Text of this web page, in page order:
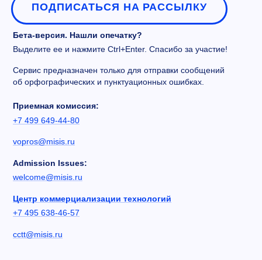
ПОДПИСАТЬСЯ НА РАССЫЛКУ
Бета-версия. Нашли опечатку?
Выделите ее и нажмите Ctrl+Enter. Спасибо за участие!
Сервис предназначен только для отправки сообщений
об орфографических и пунктуационных ошибках.
Приемная комиссия:
+7 499 649-44-80
vopros@misis.ru
Admission Issues:
welcome@misis.ru
Центр коммерциализации технологий
+7 495 638-46-57
cctt@misis.ru